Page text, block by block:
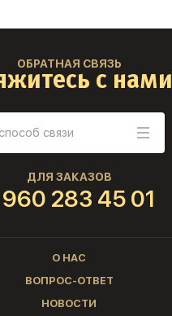
ОБРАТНАЯ СВЯЗЬ
с нами
ДЛЯ ЗАКАЗОВ
283 45 01
О НАС
ВОПРОС-ОТВЕТ
НОВОСТИ